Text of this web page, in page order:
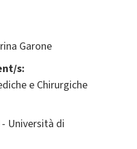
Garone
s:
e Chirurgiche
- Università di